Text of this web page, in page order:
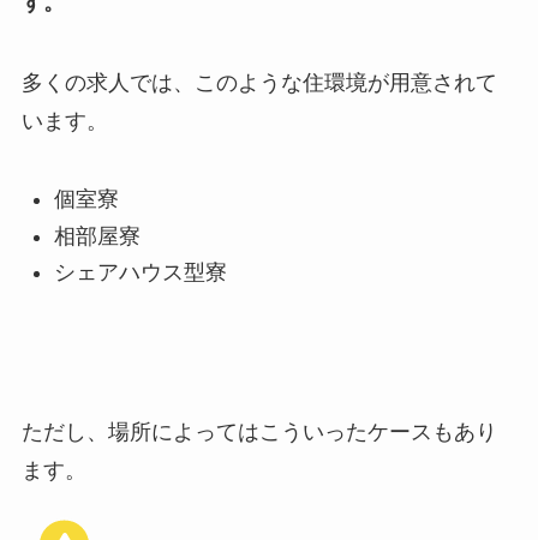
多くの求人では、このような住環境が用意されて
います。
個室寮
相部屋寮
シェアハウス型寮
ただし、場所によってはこういったケースもあり
ます。